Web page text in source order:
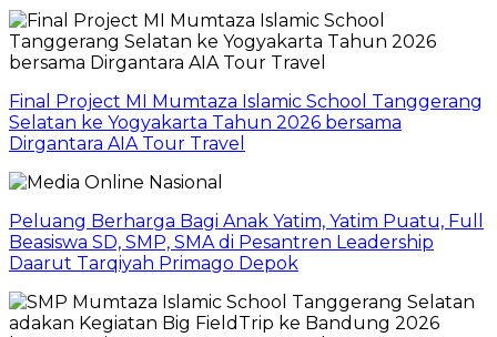
Final Project MI Mumtaza Islamic School Tanggerang
Selatan ke Yogyakarta Tahun 2026 bersama
Dirgantara AIA Tour Travel
Peluang Berharga Bagi Anak Yatim, Yatim Puatu, Full
Beasiswa SD, SMP, SMA di Pesantren Leadership
Daarut Tarqiyah Primago Depok